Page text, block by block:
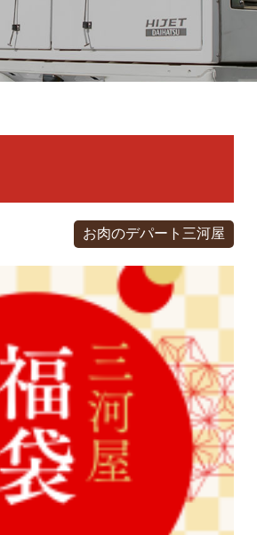
お肉のデパート三河屋